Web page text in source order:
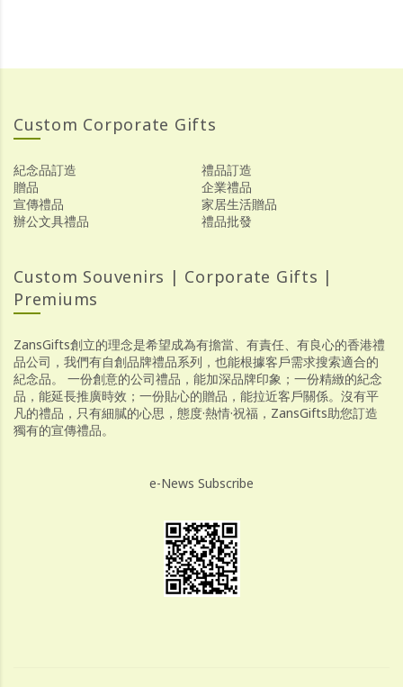
Custom Corporate Gifts
紀念品訂造
禮品訂造
贈品
企業禮品
宣傳禮品
家居生活贈品
辦公文具禮品
禮品批發
Custom Souvenirs | Corporate Gifts |
Premiums
ZansGifts創立的理念是希望成為有擔當、有責任、有良心的香港禮
品公司，我們有自創品牌禮品系列，也能根據客戶需求搜索適合的
紀念品。 一份創意的公司禮品，能加深品牌印象；一份精緻的紀念
品，能延長推廣時效；一份貼心的贈品，能拉近客戶關係。沒有平
凡的禮品，只有細膩的心思，態度·熱情·祝福，ZansGifts助您訂造
獨有的宣傳禮品。
e-News Subscribe